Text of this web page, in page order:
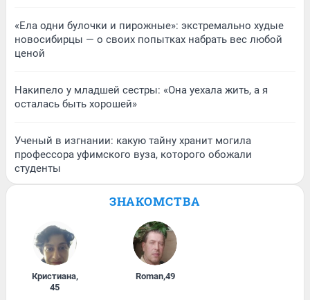
«Ела одни булочки и пирожные»: экстремально худые
новосибирцы — о своих попытках набрать вес любой
ценой
Накипело у младшей сестры: «Она уехала жить, а я
осталась быть хорошей»
Ученый в изгнании: какую тайну хранит могила
профессора уфимского вуза, которого обожали
студенты
ЗНАКОМСТВА
Кристиана,
45
Roman,49